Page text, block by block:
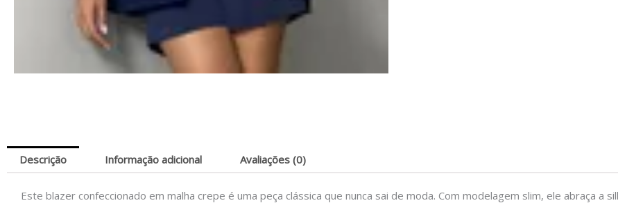
Descrição Informação adicional Avaliações (0)
Este blazer confeccionado em malha crepe é uma peça clássica que nunca sai de moda. Com modelagem slim, ele abraça a